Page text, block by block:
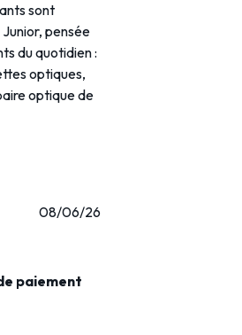
sont
pensée
du quotidien :
optiques,
optique de
08/06/26
paiement